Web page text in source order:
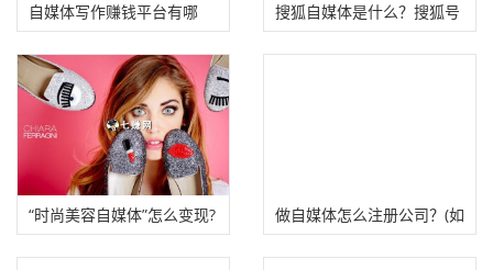
自媒体写作赚钱平台有哪
些？盘点五个优质内容创作
平台
搜狐自媒体是什么？搜狐号
发文章在百度排名好！
“时尚美容自媒体”怎么变现?
做自媒体怎么注册公司？(如
何选择经营范围)